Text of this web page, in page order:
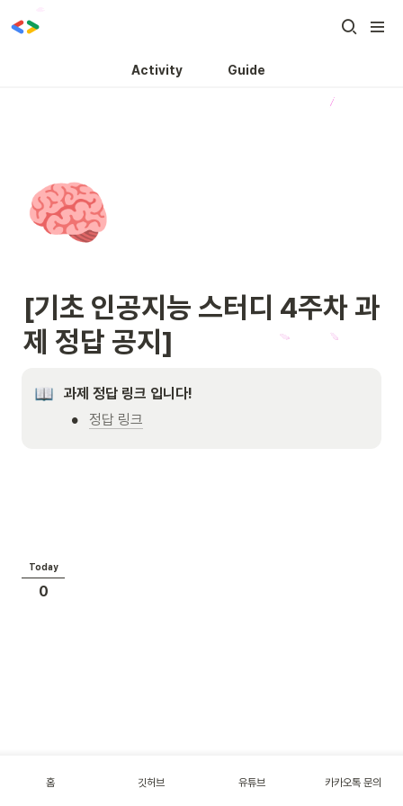
Activity Guide
🧠
[기초 인공지능 스터디 4주차 과
제 정답 공지]
과제 정답 링크 입니다!
• 정답 링크
Today
0
홈 깃허브 유튜브 카카오톡 문의